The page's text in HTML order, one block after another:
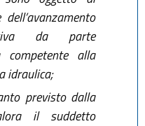
da parte
competente alla
idraulica;
previsto dalla
il suddetto